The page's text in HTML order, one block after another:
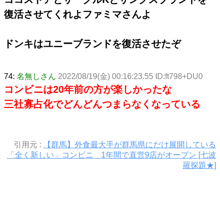
復活させてくれよファミマさんよ
ドンキはユニーブランドを復活させたぞ
74: 名無しさん 2022/08/19(金) 00:16:23.55 ID:ft798+DU0
コンビニは20年前の方が楽しかったな
三社寡占化でどんどんつまらなくなっている
引用元 :
【群馬】外食最大手が群馬県にだけ展開している
「全く新しい」コンビニ 1年間で直営9店がオープン [七波
羅探題★]